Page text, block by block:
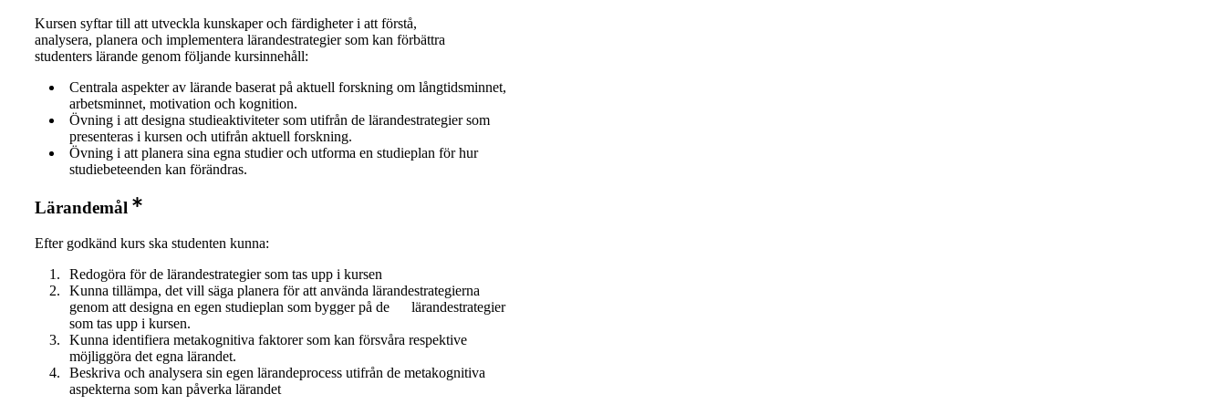
Kursen syftar till att utveckla kunskaper och färdigheter i att förstå,
analysera, planera och implementera lärandestrategier som kan förbättra
studenters lärande genom följande kursinnehåll:
Centrala aspekter av lärande baserat på aktuell forskning om långtidsminnet,
arbetsminnet, motivation och kognition.
Övning i att designa studieaktiviteter som utifrån de lärandestrategier som
presenteras i kursen och utifrån aktuell forskning.
Övning i att planera sina egna studier och utforma en studieplan för hur
studiebeteenden kan förändras.
Lärandemål
Efter godkänd kurs ska studenten kunna:
Redogöra för de lärandestrategier som tas upp i kursen
Kunna tillämpa, det vill säga planera för att använda lärandestrategierna
genom att designa en egen studieplan som bygger på de lärandestrategier
som tas upp i kursen.
Kunna identifiera metakognitiva faktorer som kan försvåra respektive
möjliggöra det egna lärandet.
Beskriva och analysera sin egen lärandeprocess utifrån de metakognitiva
aspekterna som kan påverka lärandet